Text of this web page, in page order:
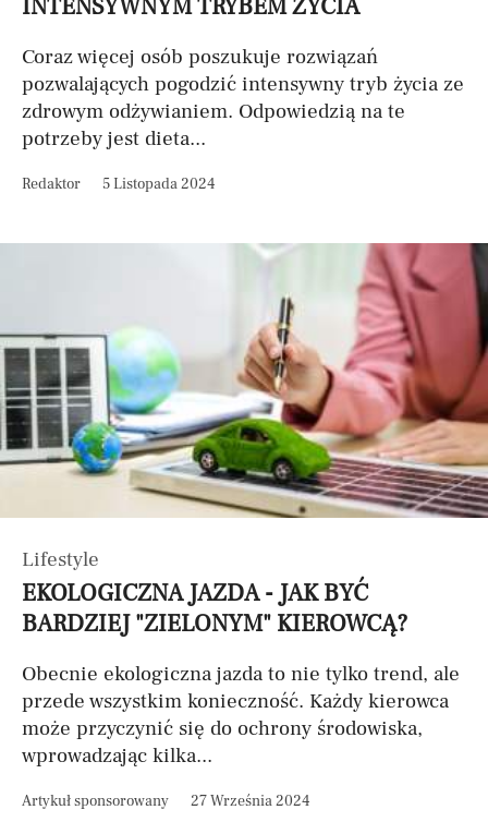
INTENSYWNYM TRYBEM ŻYCIA
Coraz więcej osób poszukuje rozwiązań
pozwalających pogodzić intensywny tryb życia ze
zdrowym odżywianiem. Odpowiedzią na te
potrzeby jest dieta...
Redaktor 5 Listopada 2024
Lifestyle
EKOLOGICZNA JAZDA - JAK BYĆ
BARDZIEJ "ZIELONYM" KIEROWCĄ?
Obecnie ekologiczna jazda to nie tylko trend, ale
przede wszystkim konieczność. Każdy kierowca
może przyczynić się do ochrony środowiska,
wprowadzając kilka...
Artykuł sponsorowany 27 Września 2024